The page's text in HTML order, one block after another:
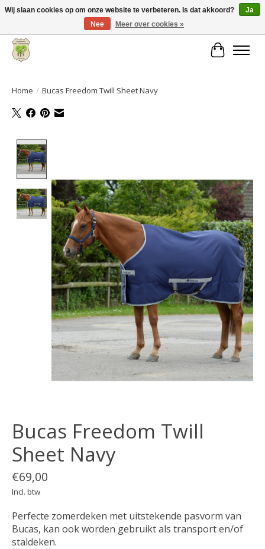
Grote keuze aan producten en snelle verzending!
Home / Bucas Freedom Twill Sheet Navy
Bucas Freedom Twill
Sheet Navy
€69,00
Incl. btw
Perfecte zomerdeken met uitstekende pasvorm van
Bucas, kan ook worden gebruikt als transport en/of
staldeken.
Wij slaan cookies op om onze website te verbeteren. Is dat akkoord?
Ja
Nee
Meer over cookies »